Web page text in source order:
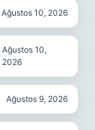
Ağustos 10, 2026
Ağustos 10,
2026
Ağustos 9, 2026